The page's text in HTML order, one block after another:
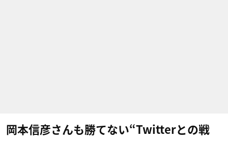
岡本信彦さんも勝てない“Twitterとの戦